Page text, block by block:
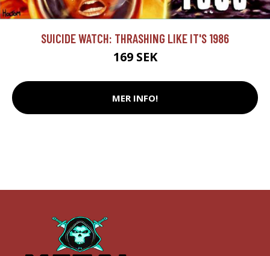
SUICIDE WATCH: THRASHING LIKE IT'S 1986
169 SEK
MER INFO!